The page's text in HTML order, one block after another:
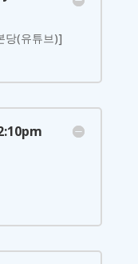
당(유튜브)]